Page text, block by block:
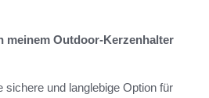
meinem Outdoor-Kerzenhalter
sichere und langlebige Option für